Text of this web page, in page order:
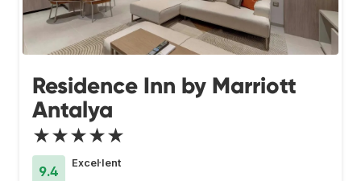
Residence Inn by Marriott
Antalya
★★★★★
9.4
Excel·lent